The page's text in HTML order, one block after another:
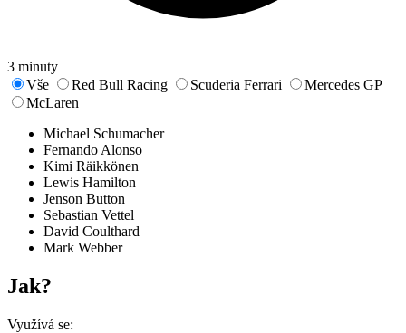
3 minuty
Vše
Red Bull Racing Scuderia Ferrari
Mercedes GP
McLaren
Michael Schumacher
Fernando Alonso
Kimi Räikkönen
Lewis Hamilton
Jenson Button
Sebastian Vettel
David Coulthard
Mark Webber
Jak?
Využívá se: